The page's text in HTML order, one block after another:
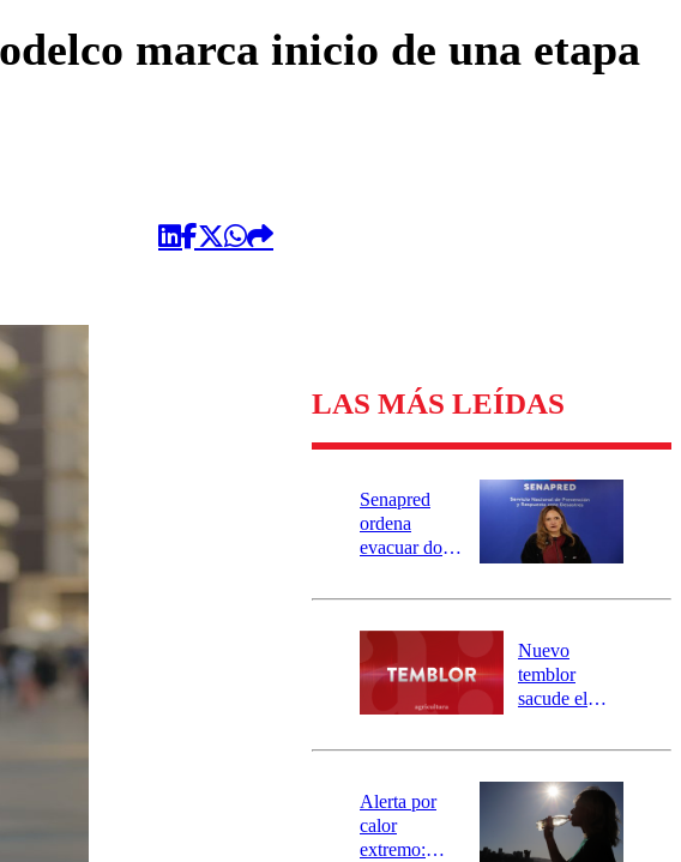
marca inicio de una etapa
LAS MÁS LEÍDAS
Senapred
ordena
evacuar dos
Carahue por
río Damas:
activa
mensajería
SAE
Nuevo
temblor
sacude el
revisa la
epicentro
Alerta por
calor
extremo: